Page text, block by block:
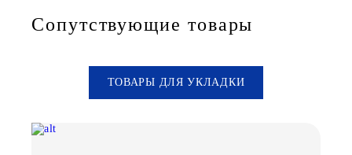
Сопутствующие товары
ТОВАРЫ ДЛЯ УКЛАДКИ